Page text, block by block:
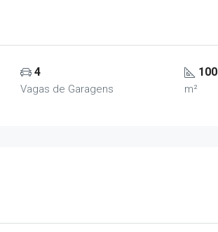
4
Vagas de Garagens
100
m²